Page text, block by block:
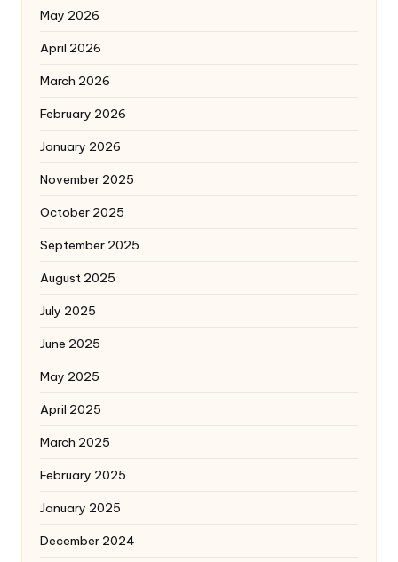
May 2026
April 2026
March 2026
February 2026
January 2026
November 2025
October 2025
September 2025
August 2025
July 2025
June 2025
May 2025
April 2025
March 2025
February 2025
January 2025
December 2024